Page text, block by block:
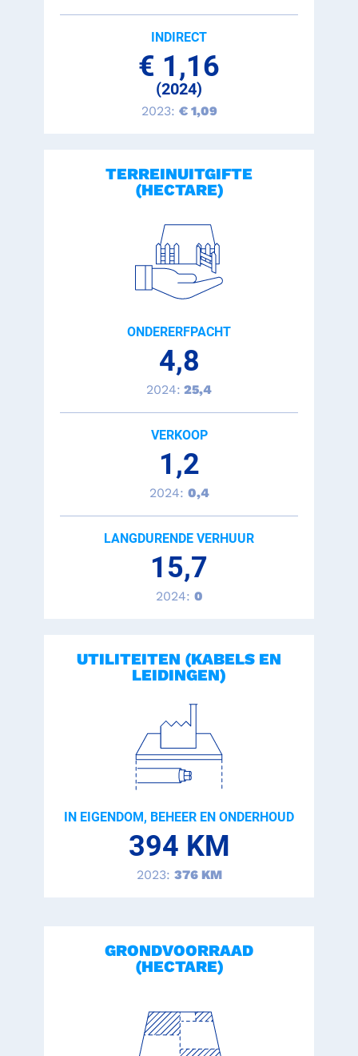
INDIRECT
€ 1,16
(2024)
2023: € 1,09
TERREINUITGIFTE
(HECTARE)
ONDERERFPACHT
4,8
2024: 25,4
VERKOOP
1,2
2024: 0,4
LANGDURENDE VERHUUR
15,7
2024: 0
UTILITEITEN (KABELS EN
LEIDINGEN)
IN EIGENDOM, BEHEER EN ONDERHOUD
394 KM
2023: 376 KM
GRONDVOORRAAD
(HECTARE)